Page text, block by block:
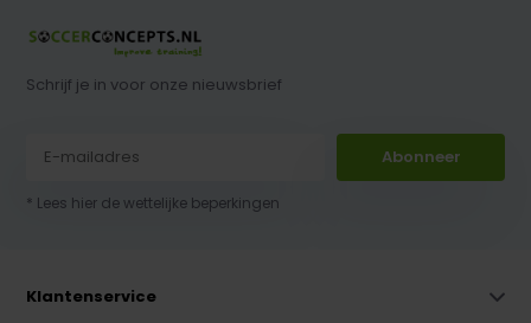
Schrijf je in voor onze nieuwsbrief
Abonneer
* Lees hier de wettelijke beperkingen
Klantenservice